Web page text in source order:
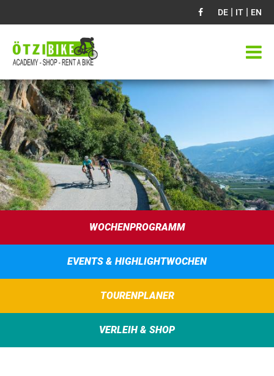
DE | IT | EN
WOCHENPROGRAMM
EVENTS & HIGHLIGHTWOCHEN
TOURENPLANER
VERLEIH & SHOP